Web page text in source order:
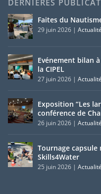
DERNIERES
Faites du
29 juin 2026|
Evénement bilan
la CIPEL
27 juin 2026|
Exposition “Les
conférence de
26 juin 2026|
Tournage
Skills4Water
25 juin 2026|